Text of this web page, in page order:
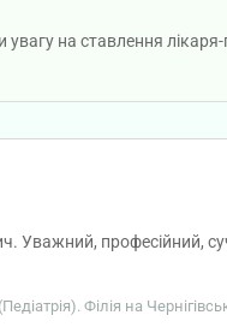
на ставлення
Уважний, професійний,
Філія на